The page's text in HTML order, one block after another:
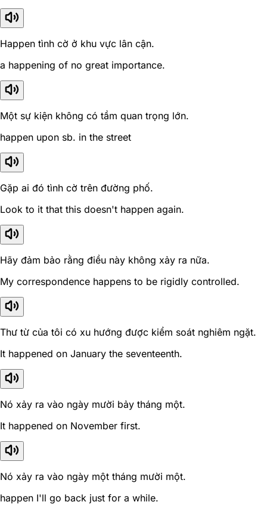
Happen tình cờ ở khu vực lân cận.
a happening of no great importance.
Một sự kiện không có tầm quan trọng lớn.
happen upon sb. in the street
Gặp ai đó tình cờ trên đường phố.
Look to it that this doesn't happen again.
Hãy đảm bảo rằng điều này không xảy ra nữa.
My correspondence happens to be rigidly controlled.
Thư từ của tôi có xu hướng được kiểm soát nghiêm ngặt.
It happened on January the seventeenth.
Nó xảy ra vào ngày mười bảy tháng một.
It happened on November first.
Nó xảy ra vào ngày một tháng mười một.
happen I'll go back just for a while.